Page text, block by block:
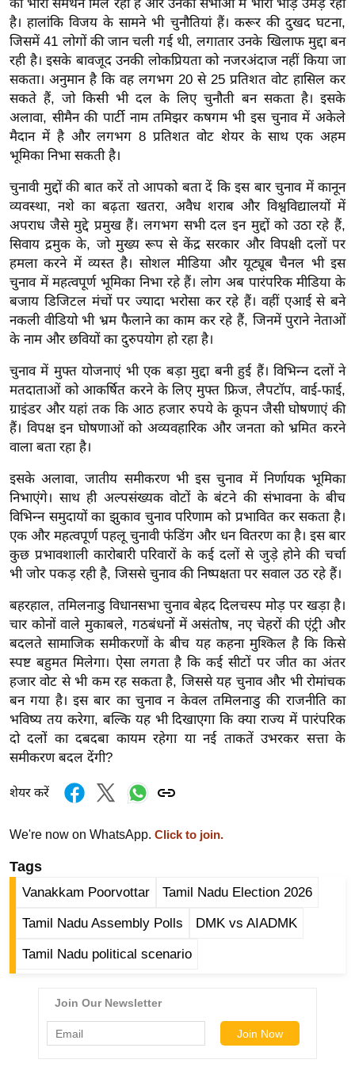
व
र्ल्ड
न्यू
ज
ब्री
फ
म
नो
रं
ज
न
ज
ग
त
बॉ
ली
ड
हॉ
ली
वु
फि
ल्म
स
मी
क्षा
r
e
a
k
i
n
g
N
w
इ
फ
ल
का भारी समर्थन मिल रहा है और उनकी सभाओं में भारी भीड़ उमड़ रही
है। हालांकि विजय के सामने भी चुनौतियां हैं। करूर की दुखद घटना,
जिसमें 41 लोगों की जान चली गई थी, लगातार उनके खिलाफ मुद्दा बन
रही है। इसके बावजूद उनकी लोकप्रियता को नजरअंदाज नहीं किया जा
सकता। अनुमान है कि वह लगभग 20 से 25 प्रतिशत वोट हासिल कर
सकते हैं, जो किसी भी दल के लिए चुनौती बन सकता है। इसके
अलावा, सीमैन की पार्टी नाम तमिझर कषगम भी इस चुनाव में अकेले
मैदान में है और लगभग 8 प्रतिशत वोट शेयर के साथ एक अहम
भूमिका निभा सकती है।
चुनावी मुद्दों की बात करें तो आपको बता दें कि इस बार चुनाव में कानून
व्यवस्था, नशे का बढ़ता खतरा, अवैध शराब और विश्वविद्यालयों में
अपराध जैसे मुद्दे प्रमुख हैं। लगभग सभी दल इन मुद्दों को उठा रहे हैं,
सिवाय द्रमुक के, जो मुख्य रूप से केंद्र सरकार और विपक्षी दलों पर
हमला करने में व्यस्त है। सोशल मीडिया और यूट्यूब चैनल भी इस
चुनाव में महत्वपूर्ण भूमिका निभा रहे हैं। लोग अब पारंपरिक मीडिया के
बजाय डिजिटल मंचों पर ज्यादा भरोसा कर रहे हैं। वहीं एआई से बने
नकली वीडियो भी भ्रम फैलाने का काम कर रहे हैं, जिनमें पुराने नेताओं
के नाम और छवियों का दुरुपयोग हो रहा है।
चुनाव में मुफ्त योजनाएं भी एक बड़ा मुद्दा बनी हुई हैं। विभिन्न दलों ने
मतदाताओं को आकर्षित करने के लिए मुफ्त फ्रिज, लैपटॉप, वाई-फाई,
ग्राइंडर और यहां तक कि आठ हजार रुपये के कूपन जैसी घोषणाएं की
हैं। विपक्ष इन घोषणाओं को अव्यवहारिक और जनता को भ्रमित करने
वाला बता रहा है।
इसके अलावा, जातीय समीकरण भी इस चुनाव में निर्णायक भूमिका
निभाएंगे। साथ ही अल्पसंख्यक वोटों के बंटने की संभावना के बीच
विभिन्न समुदायों का झुकाव चुनाव परिणाम को प्रभावित कर सकता है।
एक और महत्वपूर्ण पहलू चुनावी फंडिंग और धन वितरण का है। इस बार
कुछ प्रभावशाली कारोबारी परिवारों के कई दलों से जुड़े होने की चर्चा
भी जोर पकड़ रही है, जिससे चुनाव की निष्पक्षता पर सवाल उठ रहे हैं।
बहरहाल, तमिलनाडु विधानसभा चुनाव बेहद दिलचस्प मोड़ पर खड़ा है।
चार कोनों वाले मुकाबले, गठबंधनों में असंतोष, नए चेहरों की एंट्री और
बदलते सामाजिक समीकरणों के बीच यह कहना मुश्किल है कि किसे
स्पष्ट बहुमत मिलेगा। ऐसा लगता है कि कई सीटों पर जीत का अंतर
हजार वोट से भी कम रह सकता है, जिससे यह चुनाव और भी रोमांचक
बन गया है। इस बार का चुनाव न केवल तमिलनाडु की राजनीति का
भविष्य तय करेगा, बल्कि यह भी दिखाएगा कि क्या राज्य में पारंपरिक
दो दलों का दबदबा कायम रहेगा या नई ताकतें उभरकर सत्ता के
समीकरण बदल देंगी?
शेयर करें
We're now on WhatsApp. Click to join.
Tags
Vanakkam Poorvottar Tamil Nadu Election 2026
Tamil Nadu Assembly Polls DMK vs AIADMK
Tamil Nadu political scenario